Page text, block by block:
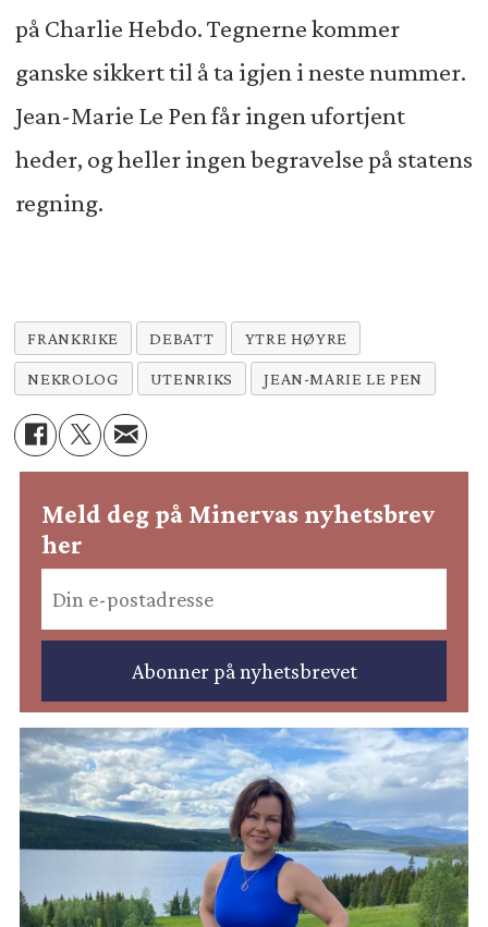
på Charlie Hebdo. Tegnerne kommer
ganske sikkert til å ta igjen i neste nummer.
Jean-Marie Le Pen får ingen ufortjent
heder, og heller ingen begravelse på statens
regning.
FRANKRIKE DEBATT YTRE HØYRE
NEKROLOG UTENRIKS JEAN-MARIE LE PEN
Meld deg på Minervas nyhetsbrev
her